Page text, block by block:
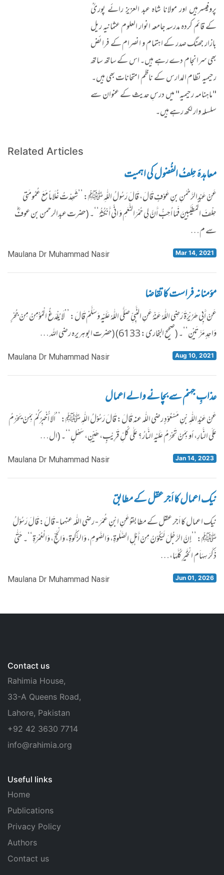
پروفیسرہیں اور مولانا شاہ عبد العزیز رائے پوریؒ
کے قائم کردہ مدرسہ جامعہ انوار العلوم عثمانیہ ریل
بازار جھنگ صدر کے اہتمام و انصرام کے فرائض
بھی سرانجام دے رہے ہیں۔ اس کے ساتھ ساتھ
رحیمیہ نظام المدارس کے ناظم امتحانات بھی ہیں۔
"ماہنامہ رحیمیہ" میں درسِ حدیث کے عنوان سے
سلسلہ وار لکھ رہے ہیں۔
Related Articles
معاہدۂ حِلفُ الفُضول کی اہمیت
عَنْ عَبْدِالرَّحْمٰنِ بنِ عَوْفٍ قَالَ، قَالَ رَسُولُ اللّٰہِ ﷺ: ’’شَھِدْتُ غُلَاماً مَعَ عُمُومَتِی
حِلْفَ الْمُطَیَّبِینَ فَمَا اُحِبُّ أَنَّ لِی حُمْرَالنَّعَمِ وَ انّی أَنْکُثُہُ‘‘۔ (حضرت عبدالرحمن بن عوفؓ
سے م…
Maulana Dr Muhammad Nasir Mar 14, 2021
مؤمنانہ فراست کا تقاضا
عَنْ أَبِی ھُرَیْرَۃَ رَضِی اللّٰہُ عَنْہُ عَنِ النَّبِیِّ صَلَّی اللّٰہُ عَلَیْہِ وَسَلَّمْ قَالَ: ’’لَا یُلْدَغُ الْمُؤْمِنُ مِنْ جُحْرٍ
وَاحِدٍ مَرَّتَیْنِ‘‘۔ (صحیح البخاری: 6133) (حضرت ابوہریرہ رضی اللہ …
Maulana Dr Muhammad Nasir Aug 10, 2021
عذابِ جہنم سے بچانے والے اعمال
عَنْ عَبْدِ اللّٰہِ بْنِ مَسْعُوْدٍ رضی اللّٰہ عنہ قَالَ: قَالَ رَسُوْلُ اللّٰہِ ﷺ: ’’أَلا أُخْبِرُکُمْ بِمَنْ یَحْرُمُ
عَلَی النَّارِ، أو بِمَنْ تَحْرُمُ عَلَیْہِ النَّارُ؟ عَلٰی کُلِّ قَرِیْبٍ، ھَیِّنٍ، سَھْلٍ‘‘۔ (ال…
Maulana Dr Muhammad Nasir Jan 14, 2023
نیک اعمال کا اَجر عقل کے مطابق
​نیک اعمال کا اَجر عقل کے مطابقوَعَنِ ابْنِ عُمَرَ - رضی اللّٰہ عنہما - قَالَ: قَالَ رَسُوْلُ
ﷺ: ’’إِنَّ الرَّجُلَ لَیَکُوْنُ مِنْ أَہْلِ الصَّلٰوۃِ، وَالصَّومِ، وَالزَّکٰوۃِ، وَالْحَجِّ، وَالْعُمْرَۃِ‘‘۔ حَتّٰی
ذَکَرَ سِہَاَم الْخَیْرِ کُلَّہَا،…
Maulana Dr Muhammad Nasir Jun 01, 2026
Contact us
Rahimia House,
33-A Queens Road,
Lahore, Pakistan
+92 42 3630 7714
info@rahimia.org
Useful links
Home
Publications
Privacy Policy
Authors
Contact us